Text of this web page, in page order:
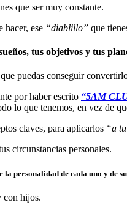
que ser muy constante.
hacer, ese “diablillo” que
tus objetivos y tus
puedas conseguir
por haber escrito “5AM
lo que tenemos, en vez de
claves, para aplicarlos “a
circunstancias personales.
personalidad de cada uno y de
con hijos.